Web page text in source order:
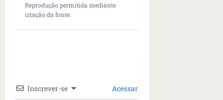
Reprodução permitida mediante
citação da fonte.
Inscrever-se Acessar